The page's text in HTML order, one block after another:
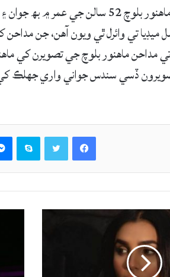
پاڪستاني اداڪارا ماهنور بلوچ 52
تي وائرل ٿي ويون آهن، جن
مداحن ماهنور بلوچ جي تصويرن کي
ڏسي سندس جواني واري جهلڪ کي
Facebook
Skype